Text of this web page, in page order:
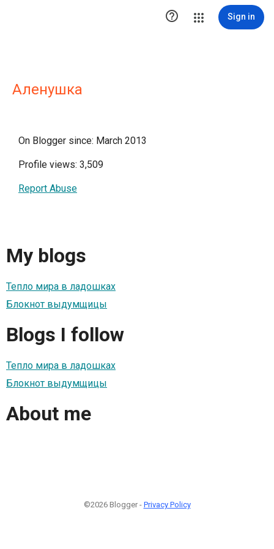
 Sign in
Аленушка
On Blogger since: March 2013
Profile views: 3,509
Report Abuse
My blogs
Тепло мира в ладошках
Блокнот выдумщицы
Blogs I follow
Тепло мира в ладошках
Блокнот выдумщицы
About me
©2026 Blogger - Privacy Policy